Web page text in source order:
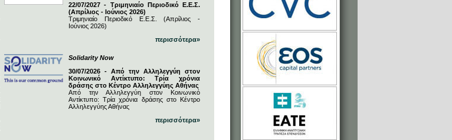
22/07/2027 - Τριμηνιαίο Περιοδικό Ε.Ε.Σ.
(Απρίλιος - Ιούνιος 2026)
Τριμηνιαίο Περιοδικό Ε.Ε.Σ. (Απρίλιος -
Ιούνιος 2026)
περισσότερα»
Solidarity Now
30/07/2026 - Από την Αλληλεγγύη στον
Κοινωνικό Αντίκτυπο: Τρία χρόνια
δράσης στο Κέντρο Αλληλεγγύης Αθήνας
Από την Αλληλεγγύη στον Κοινωνικό
Αντίκτυπο: Τρία χρόνια δράσης στο Κέντρο
Αλληλεγγύης Αθήνας
περισσότερα»